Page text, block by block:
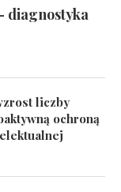
diagnostyka
liczby
ochroną